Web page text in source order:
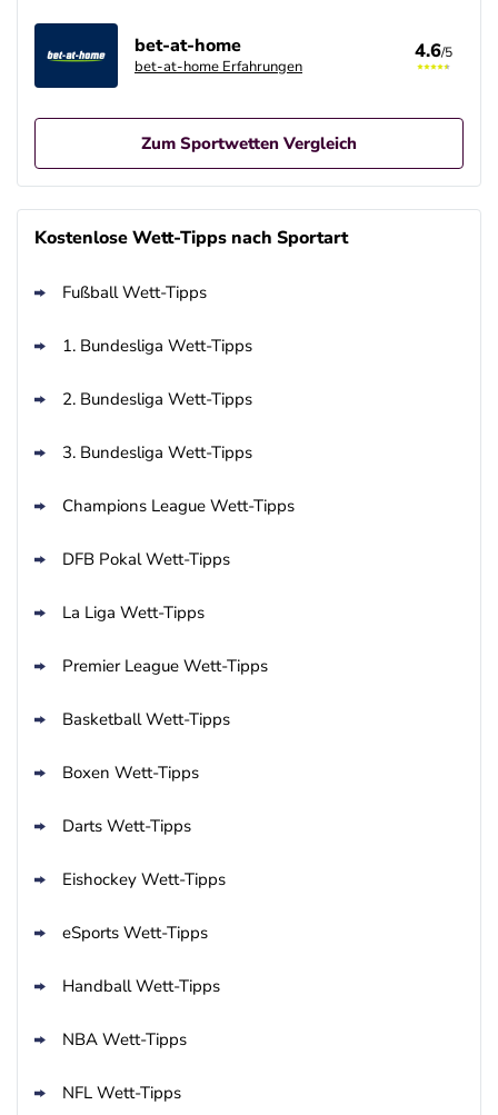
bet-at-home
bet-at-home Erfahrungen
4.6/5
Zum Sportwetten Vergleich
Betano Casino Bonus
100% bis zu 80€
Betano Bonus
AGB gelten
Interwetten Bonus
100% bis 100€ Neukundenbonus
100% bis zu 100€
bet-at-home Bonus
BONUS
Kostenlose Wett-Tipps nach Sportart
Fußball Wett-Tipps
1. Bundesliga Wett-Tipps
2. Bundesliga Wett-Tipps
3. Bundesliga Wett-Tipps
Champions League Wett-Tipps
DFB Pokal Wett-Tipps
La Liga Wett-Tipps
Premier League Wett-Tipps
Basketball Wett-Tipps
Boxen Wett-Tipps
Darts Wett-Tipps
Eishockey Wett-Tipps
eSports Wett-Tipps
Handball Wett-Tipps
NBA Wett-Tipps
NFL Wett-Tipps